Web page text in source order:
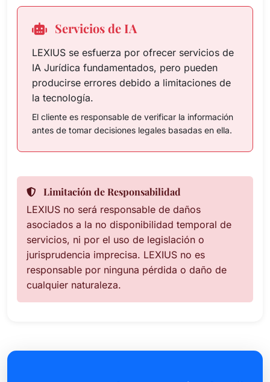
Servicios de IA
LEXIUS se esfuerza por ofrecer servicios de
IA Jurídica fundamentados, pero pueden
producirse errores debido a limitaciones de
la tecnología.
El cliente es responsable de verificar la información
antes de tomar decisiones legales basadas en ella.
Limitación de Responsabilidad
LEXIUS no será responsable de daños
asociados a la no disponibilidad temporal de
servicios, ni por el uso de legislación o
jurisprudencia imprecisa. LEXIUS no es
responsable por ninguna pérdida o daño de
cualquier naturaleza.